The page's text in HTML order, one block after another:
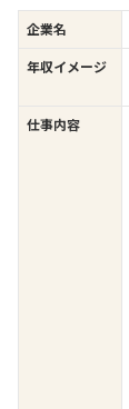
企業名
年収イメージ
仕事内容